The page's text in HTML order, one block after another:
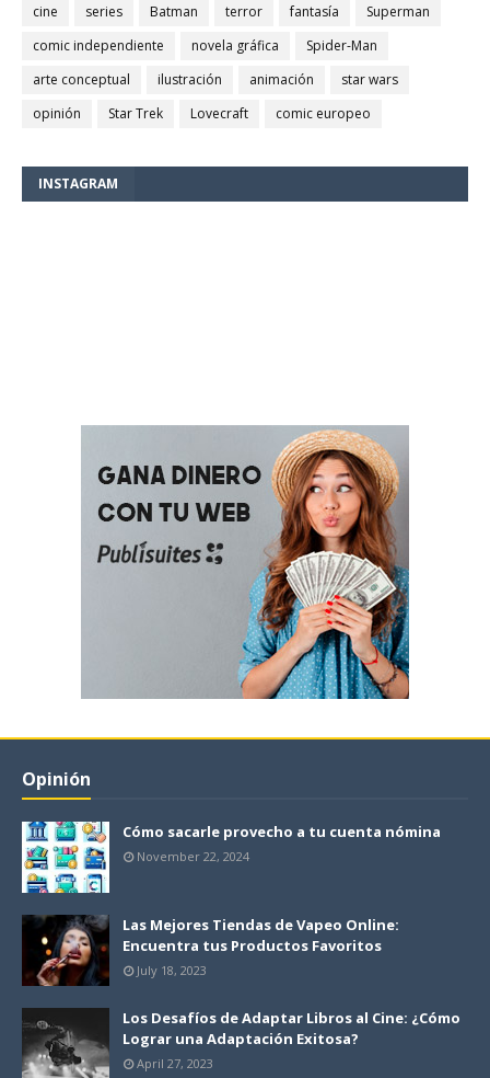
cine series Batman terror fantasía
Superman
comic independiente
novela gráfica
Spider-Man
arte conceptual
ilustración animación
star wars
opinión
Star Trek Lovecraft comic europeo
INSTAGRAM
Opinión
Cómo sacarle provecho a tu cuenta nómina
November 22, 2024
Las Mejores Tiendas de Vapeo Online:
Encuentra tus Productos Favoritos
July 18, 2023
Los Desafíos de Adaptar Libros al Cine: ¿Cómo
Lograr una Adaptación Exitosa?
April 27, 2023